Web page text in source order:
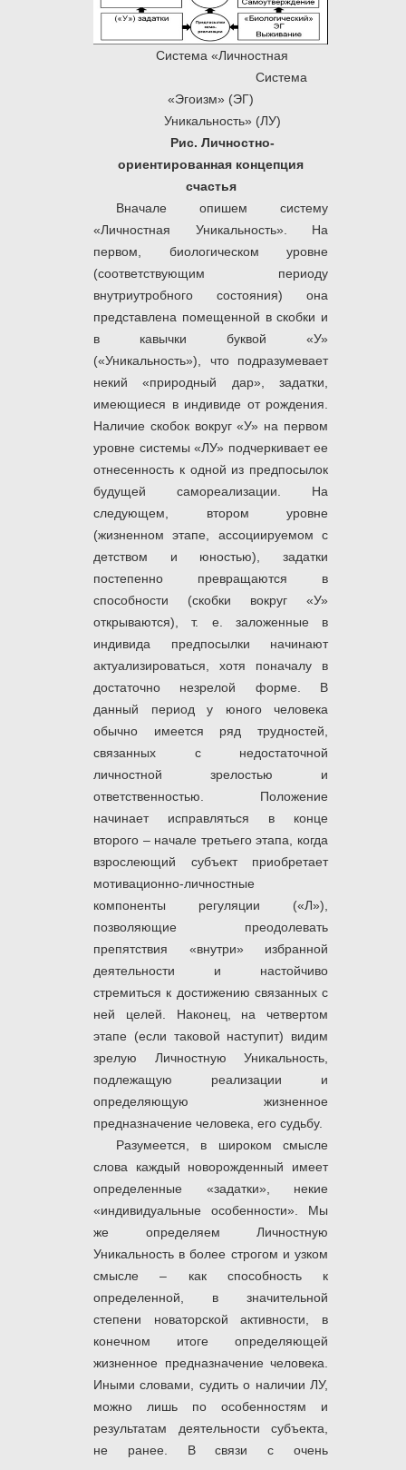
Система «Личностная
Система
«Эгоизм» (ЭГ)
Уникальность» (ЛУ)
Рис. Личностно-
ориентированная концепция
счастья
Вначале опишем систему
«Личностная Уникальность». На
первом, биологическом уровне
(соответствующим периоду
внутриутробного состояния) она
представлена помещенной в скобки и
в кавычки буквой «У»
(«Уникальность»), что подразумевает
некий «природный дар», задатки,
имеющиеся в индивиде от рождения.
Наличие скобок вокруг «У» на первом
уровне системы «ЛУ» подчеркивает ее
отнесенность к одной из предпосылок
будущей самореализации. На
следующем, втором уровне
(жизненном этапе, ассоциируемом с
детством и юностью), задатки
постепенно превращаются в
способности (скобки вокруг «У»
открываются), т. е. заложенные в
индивида предпосылки начинают
актуализироваться, хотя поначалу в
достаточно незрелой форме. В
данный период у юного человека
обычно имеется ряд трудностей,
связанных с недостаточной
личностной зрелостью и
ответственностью. Положение
начинает исправляться в конце
второго – начале третьего этапа, когда
взрослеющий субъект приобретает
мотивационно-личностные
компоненты регуляции («Л»),
позволяющие преодолевать
препятствия «внутри» избранной
деятельности и настойчиво
стремиться к достижению связанных с
ней целей. Наконец, на четвертом
этапе (если таковой наступит) видим
зрелую Личностную Уникальность,
подлежащую реализации и
определяющую жизненное
предназначение человека, его судьбу.
Разумеется, в широком смысле
слова каждый новорожденный имеет
определенные «задатки», некие
«индивидуальные особенности». Мы
же определяем Личностную
Уникальность в более строгом и узком
смысле – как способность к
определенной, в значительной
степени новаторской активности, в
конечном итоге определяющей
жизненное предназначение человека.
Иными словами, судить о наличии ЛУ,
можно лишь по особенностям и
результатам деятельности субъекта,
не ранее. В связи с очень